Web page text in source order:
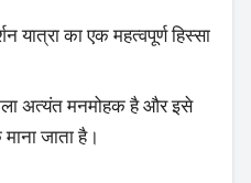
यात्रा का एक महत्वपूर्ण हिस्सा
अत्यंत मनमोहक है और इसे
जाता है।